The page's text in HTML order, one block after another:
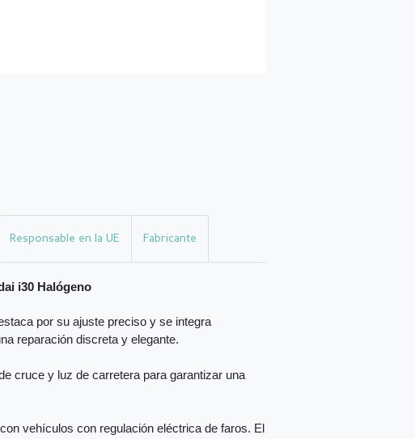
Responsable en la UE Fabricante
i30 Halógeno
por su ajuste preciso y se integra
reparación discreta y elegante.
cruce y luz de carretera para garantizar una
vehículos con regulación eléctrica de faros. El